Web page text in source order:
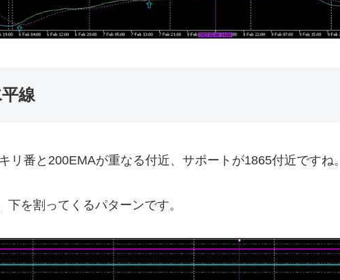
線
リ番と200EMAが重なる付近、サポートが1865付近ですね。
下を割ってくるパターンです。